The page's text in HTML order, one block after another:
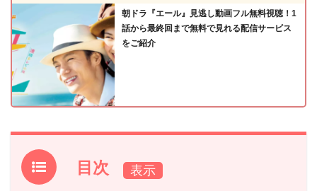
朝ドラ『エール』見逃し動画フル無料視聴！1
話から最終回まで無料で見れる配信サービス
をご紹介
目次